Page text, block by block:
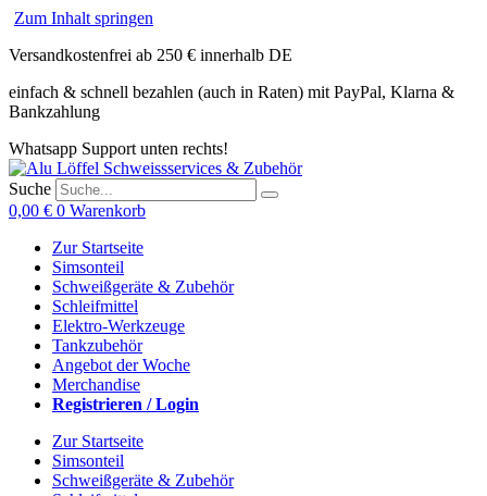
Zum Inhalt springen
Versandkostenfrei ab 250 € innerhalb DE
einfach & schnell bezahlen (auch in Raten) mit PayPal, Klarna &
Bankzahlung
Whatsapp Support unten rechts!
Suche
0,00 € 0 Warenkorb
Zur Startseite
Simsonteil
Schweißgeräte & Zubehör
Schleifmittel
Elektro-Werkzeuge
Tankzubehör
Angebot der Woche
Merchandise
Registrieren / Login
Zur Startseite
Simsonteil
Schweißgeräte & Zubehör